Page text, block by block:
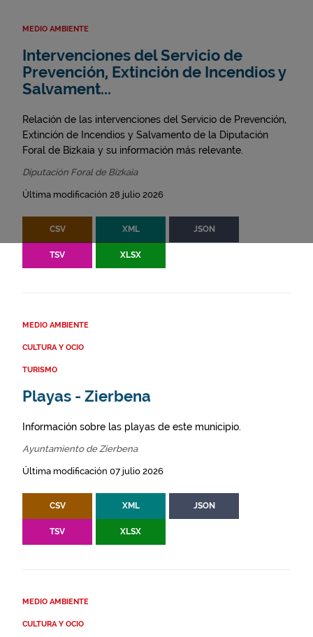
MEDIO AMBIENTE
Intervenciones del Servicio de
Prevención, Extinción de Incendios y
Salvament...
Relación de las intervenciones del Servicio de Prevención,
Extinción de Incendios y Salvamento de la Diputación
Foral de Bizkaia y su información más relevante.
Diputación Foral de Bizkaia
Última modificación 28 julio 2026
CSV XML JSON
TSV XLSX
MEDIO AMBIENTE
CULTURA Y OCIO
TURISMO
Playas - Zierbena
Información sobre las playas de este municipio.
Ayuntamiento de Zierbena
Última modificación 07 julio 2026
CSV XML JSON
TSV XLSX
MEDIO AMBIENTE
CULTURA Y OCIO